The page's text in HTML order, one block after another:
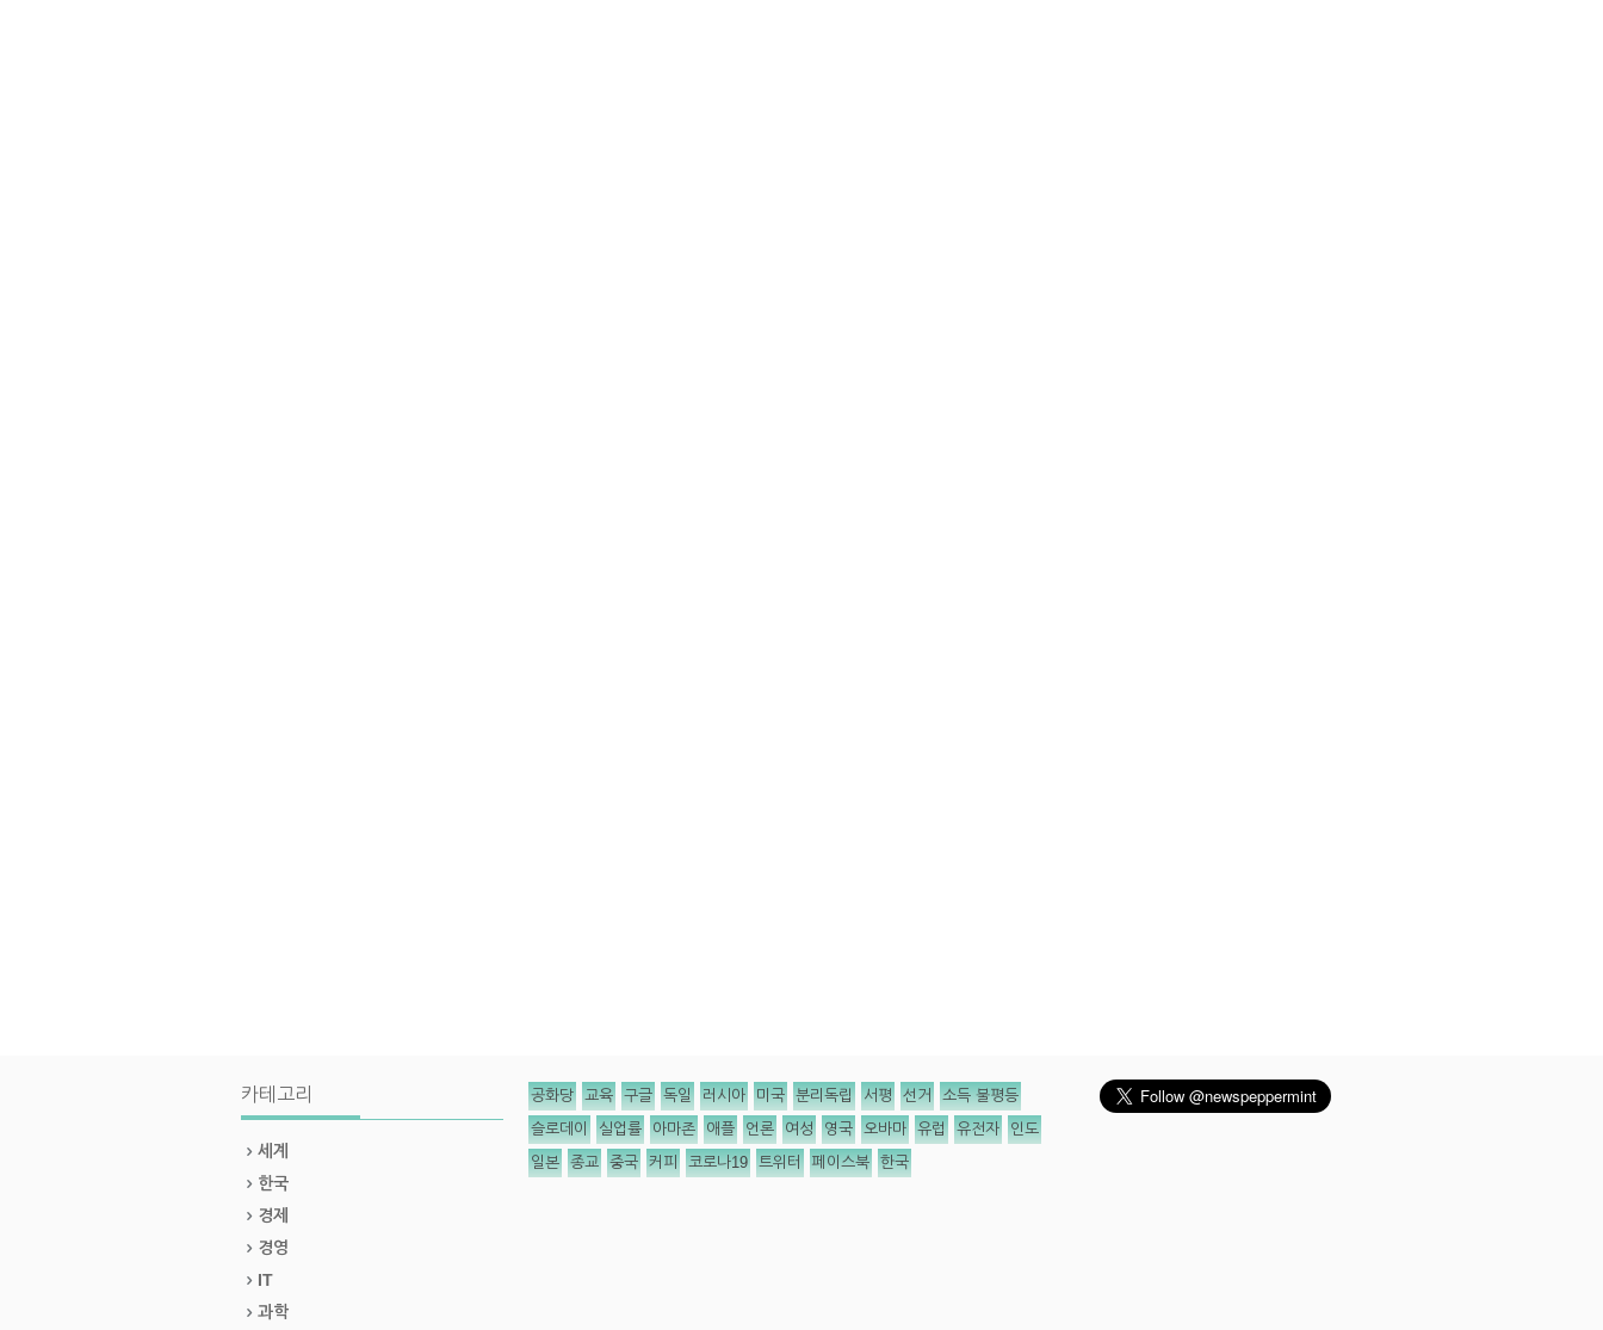
카테고리
세계
한국
경제
경영
IT
과학
공화당 교육 구글 독일 러시아 미국 분리독립 서평 선거 소득 불평등
슬로데이 실업률 아마존 애플 언론 여성 영국 오바마 유럽 유전자 인도
일본 종교 중국 커피 코로나19 트위터 페이스북 한국